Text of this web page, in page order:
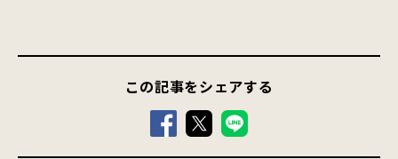
この記事をシェアする